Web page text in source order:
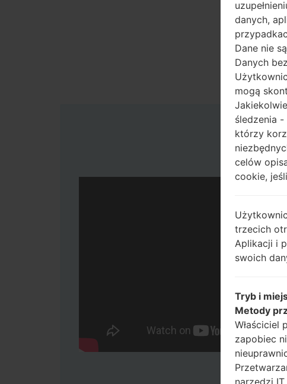
danych,
Dane nie
Danych
mogą
śledzenia
którzy
celów
cookie,
trzecich
Aplikacji i
swoich
Tryb i
Metody
Właściciel
zapobiec